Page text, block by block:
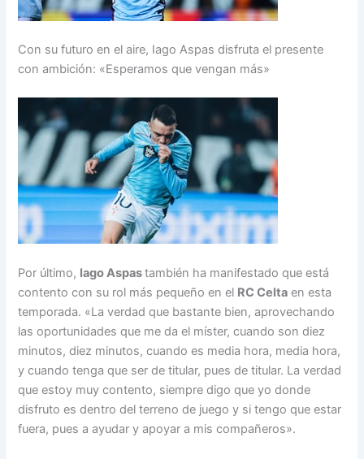
Con su futuro en el aire, Iago Aspas disfruta el presente
con ambición: «Esperamos que vengan más»
Por último, Iago Aspastambién ha manifestado que está
contento con su rol más pequeño en el RC Celta en esta
temporada. «La verdad que bastante bien, aprovechando
las oportunidades que me da el míster, cuando son diez
minutos, diez minutos, cuando es media hora, media hora,
y cuando tenga que ser de titular, pues de titular. La verdad
que estoy muy contento, siempre digo que yo donde
disfruto es dentro del terreno de juego y si tengo que estar
fuera, pues a ayudar y apoyar a mis compañeros».